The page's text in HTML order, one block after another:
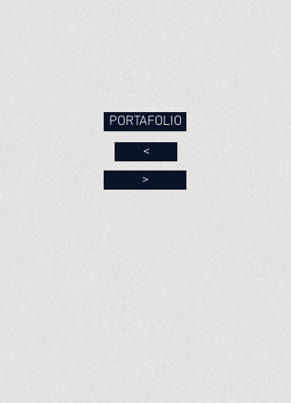
PORTAFOLIO
<
>